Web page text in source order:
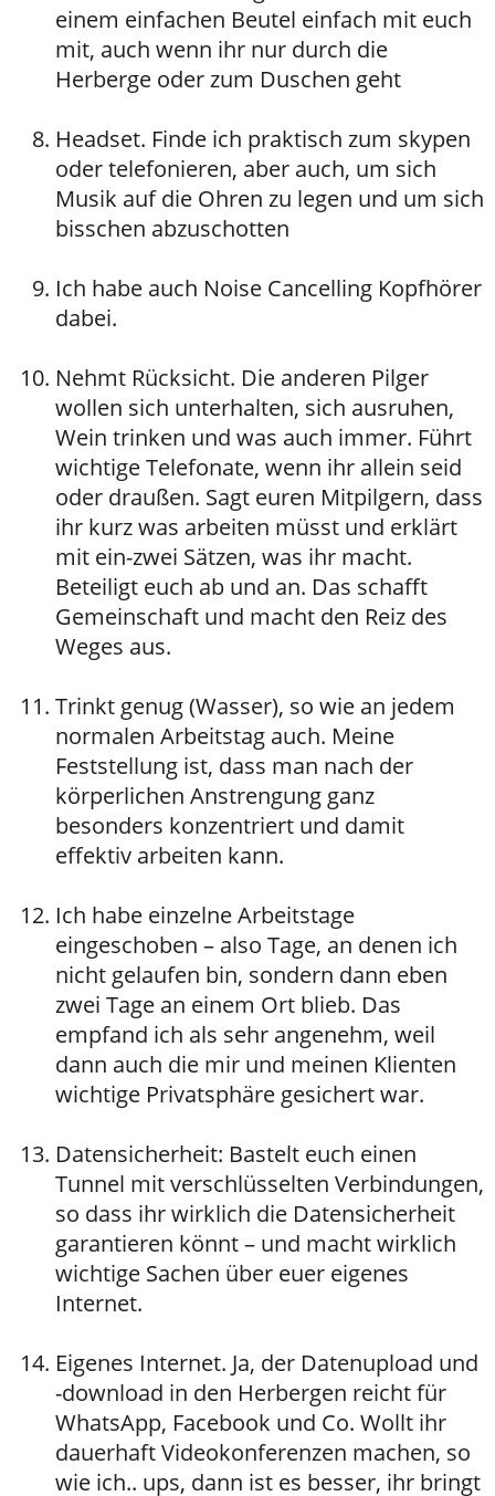
einem einfachen Beutel einfach mit euch
mit, auch wenn ihr nur durch die
Herberge oder zum Duschen geht
Headset. Finde ich praktisch zum skypen
oder telefonieren, aber auch, um sich
Musik auf die Ohren zu legen und um sich
bisschen abzuschotten
Ich habe auch Noise Cancelling Kopfhörer
dabei.
Nehmt Rücksicht. Die anderen Pilger
wollen sich unterhalten, sich ausruhen,
Wein trinken und was auch immer. Führt
wichtige Telefonate, wenn ihr allein seid
oder draußen. Sagt euren Mitpilgern, dass
ihr kurz was arbeiten müsst und erklärt
mit ein-zwei Sätzen, was ihr macht.
Beteiligt euch ab und an. Das schafft
Gemeinschaft und macht den Reiz des
Weges aus.
Trinkt genug (Wasser), so wie an jedem
normalen Arbeitstag auch. Meine
Feststellung ist, dass man nach der
körperlichen Anstrengung ganz
besonders konzentriert und damit
effektiv arbeiten kann.
Ich habe einzelne Arbeitstage
eingeschoben – also Tage, an denen ich
nicht gelaufen bin, sondern dann eben
zwei Tage an einem Ort blieb. Das
empfand ich als sehr angenehm, weil
dann auch die mir und meinen Klienten
wichtige Privatsphäre gesichert war.
Datensicherheit: Bastelt euch einen
Tunnel mit verschlüsselten Verbindungen,
so dass ihr wirklich die Datensicherheit
garantieren könnt – und macht wirklich
wichtige Sachen über euer eigenes
Internet.
Eigenes Internet. Ja, der Datenupload und
-download in den Herbergen reicht für
WhatsApp, Facebook und Co. Wollt ihr
dauerhaft Videokonferenzen machen, so
wie ich.. ups, dann ist es besser, ihr bringt